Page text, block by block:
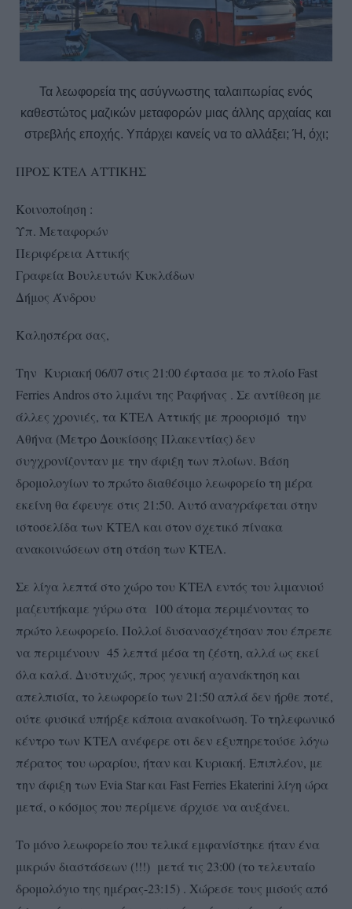
Τα λεωφορεία της ασύγνωστης ταλαιπωρίας ενός
καθεστώτος μαζικών μεταφορών μιας άλλης αρχαίας και
στρεβλής εποχής. Υπάρχει κανείς να το αλλάξει; Ή, όχι;
ΠΡΟΣ ΚΤΕΛ ΑΤΤΙΚΗΣ
Κοινοποίηση :
Υπ. Μεταφορών
Περιφέρεια Αττικής
Γραφεία Βουλευτών Κυκλάδων
Δήμος Άνδρου
Καλησπέρα σας,
Την Κυριακή 06/07 στις 21:00 έφτασα με το πλοίο Fast
Ferries Andros στο λιμάνι της Ραφήνας . Σε αντίθεση με
άλλες χρονιές, τα ΚΤΕΛ Αττικής με προορισμό την
Αθήνα (Μετρο Δουκίσσης Πλακεντίας) δεν
συγχρονίζονταν με την άφιξη των πλοίων. Βάση
δρομολογίων το πρώτο διαθέσιμο λεωφορείο τη μέρα
εκείνη θα έφευγε στις 21:50. Αυτό αναγράφεται στην
ιστοσελίδα των ΚΤΕΛ και στον σχετικό πίνακα
ανακοινώσεων στη στάση των ΚΤΕΛ.
Σε λίγα λεπτά στο χώρο του ΚΤΕΛ εντός του λιμανιού
μαζευτήκαμε γύρω στα 100 άτομα περιμένοντας το
πρώτο λεωφορείο. Πολλοί δυσανασχέτησαν που έπρεπε
να περιμένουν 45 λεπτά μέσα τη ζέστη, αλλά ως εκεί
όλα καλά. Δυστυχώς, προς γενική αγανάκτηση και
απελπισία, το λεωφορείο των 21:50 απλά δεν ήρθε ποτέ,
ούτε φυσικά υπήρξε κάποια ανακοίνωση. Το τηλεφωνικό
κέντρο των ΚΤΕΛ ανέφερε οτι δεν εξυπηρετούσε λόγω
πέρατος του ωραρίου, ήταν και Κυριακή. Επιπλέον, με
την άφιξη των Evia Star και Fast Ferries Εkaterini λίγη ώρα
μετά, ο κόσμος που περίμενε άρχισε να αυξάνει.
Το μόνο λεωφορείο που τελικά εμφανίστηκε ήταν ένα
μικρών διαστάσεων (!!!) μετά τις 23:00 (το τελευταίο
δρομολόγιο της ημέρας-23:15) . Χώρεσε τους μισούς από